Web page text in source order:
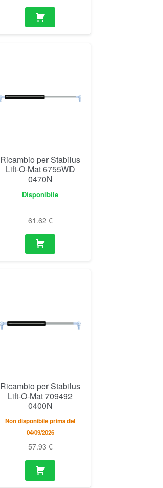
Ricambio per Stabilus
Lift-O-Mat 6755WD
0470N
Disponibile
61.62 €
Ricambio per Stabilus
Lift-O-Mat 709492
0400N
Non disponibile prima del
04/09/2026
57.93 €